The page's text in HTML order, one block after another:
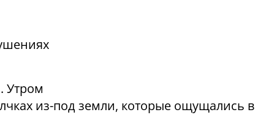
Утром
из-под земли, которые ощущались в